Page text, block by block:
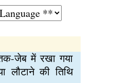
जेब में रखा गया
लौटाने की तिथि